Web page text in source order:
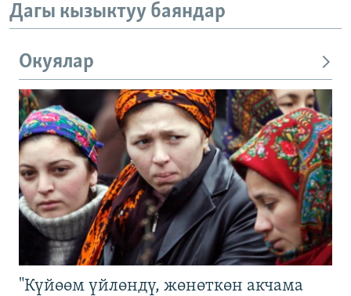
Дагы кызыктуу баяндар
Окуялар
"Күйөөм үйлөндү, жөнөткөн акчама